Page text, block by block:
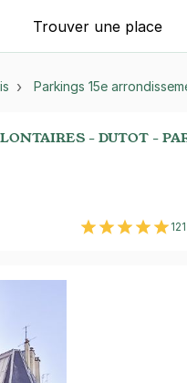
Trouver une place
Parkings 15e
- DUTOT -